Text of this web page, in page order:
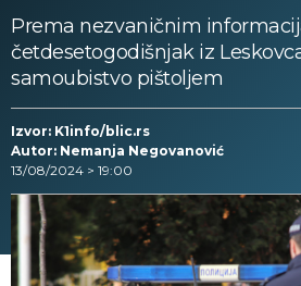
Prema nezvaničnim
četdesetogodišnjak iz
samoubistvo pištoljem
Izvor: K1info/blic.rs
Autor: Nemanja Negovanović
13/08/2024 > 19:00